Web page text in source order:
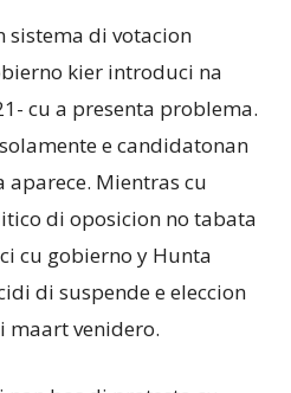
sistema di votacion
kier introduci na
cu a presenta problema.
e candidatonan
Mientras cu
di oposicion no tabata
cu gobierno y Hunta
di suspende e eleccion
maart venidero.